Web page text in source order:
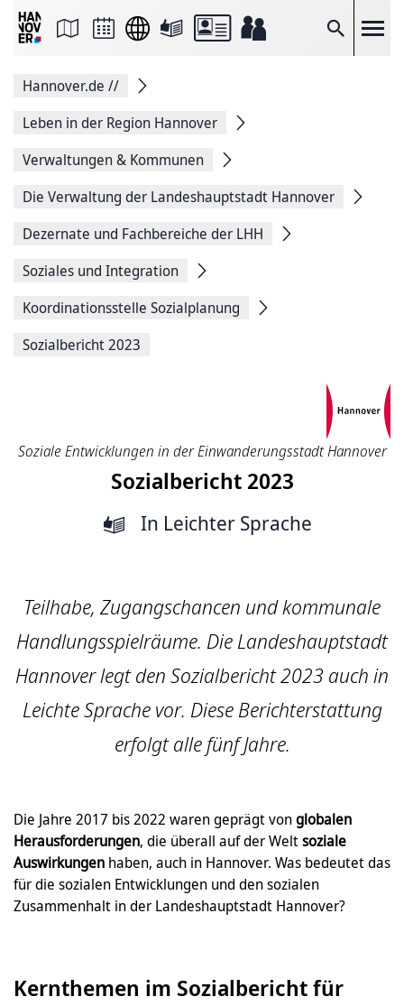
Suche
Seite
Facebook
teilen
Seitenlink
Seite
Hannover.de //
Leben in der Region Hannover
Verwaltungen & Kommunen
Die Verwaltung der Landeshauptstadt Hannover
Dezernate und Fachbereiche der LHH
Soziales und Integration
Koordinationsstelle Sozialplanung
Sozialbericht 2023
Soziale Entwicklungen in der Einwanderungsstadt Hannover
Sozialbericht 2023
In Leichter Sprache
Teilhabe, Zugangschancen und kommunale
Handlungsspielräume. Die Landeshauptstadt
Hannover legt den Sozialbericht 2023 auch in
Leichte Sprache vor. Diese Berichterstattung
erfolgt alle fünf Jahre.
Die Jahre 2017 bis 2022 waren geprägt vonglobalen
Herausforderungen, die überall auf der Weltsoziale
Auswirkungen haben, auch in Hannover. Was bedeutet das
für die sozialen Entwicklungen und den sozialen
Zusammenhalt in der Landeshauptstadt Hannover?
Kernthemen im Sozialbericht für